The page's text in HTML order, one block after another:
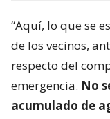
“Aquí, lo que se
de los vecinos,
respecto del
emergencia. No
acumulado de